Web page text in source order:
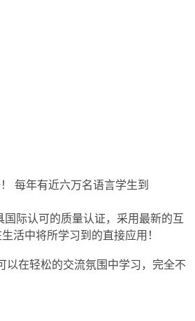
每年有近六万名语言学生到
际认可的质量认证，采用最新的互
活中将所学习到的直接应用！
以在轻松的交流氛围中学习，完全不